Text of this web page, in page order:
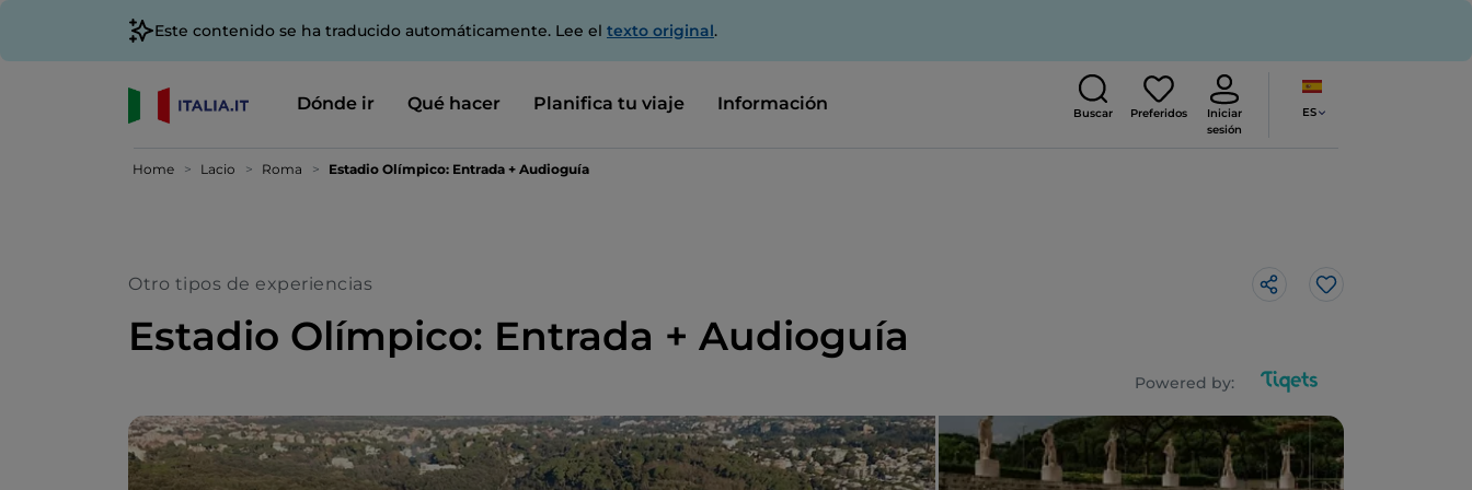
Este contenido se ha traducido automáticamente. Lee el texto original.
Dónde ir Qué hacer Planifica tu viaje Información Buscar Preferidos
Iniciar
sesión
ES
Home Lacio Roma Estadio Olímpico: Entrada + Audioguía
Otro tipos de experiencias
Estadio Olímpico: Entrada + Audioguía
Powered by:
Me gusta